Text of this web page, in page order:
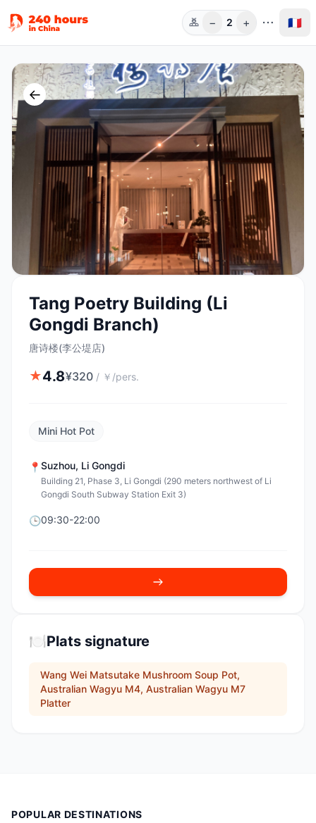
Pers.
− 2 + 🇫🇷
←
Tang Poetry Building (Li
Gongdi Branch)
唐诗楼(李公堤店)
★4.8¥320 / ￥/pers.
Mini Hot Pot
📍 Suzhou, Li Gongdi
Building 21, Phase 3, Li Gongdi (290 meters northwest of Li
Gongdi South Subway Station Exit 3)
🕒09:30-22:00
🍽️Plats signature
Wang Wei Matsutake Mushroom Soup Pot,
Australian Wagyu M4, Australian Wagyu M7
Platter
POPULAR DESTINATIONS